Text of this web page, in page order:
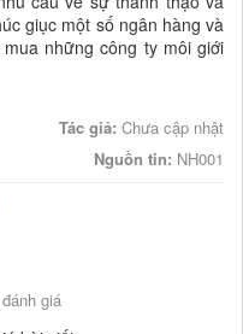
giục một số ngân hàng và
những công ty môi giới
Tác giả: Chưa cập nhật
Nguồn tin: NH001
giá